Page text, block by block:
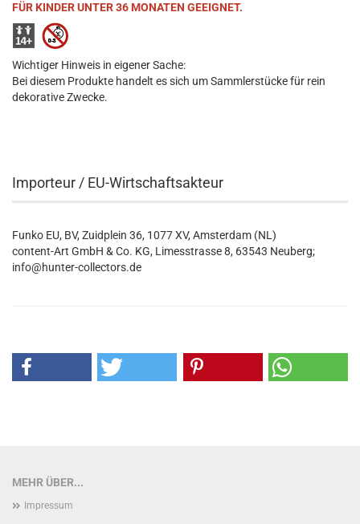
FÜR KINDER UNTER 36 MONATEN GEEIGNET.
Wichtiger Hinweis in eigener Sache:
Bei diesem Produkte handelt es sich um Sammlerstücke für rein
dekorative Zwecke.
Importeur / EU-Wirtschaftsakteur
Funko EU, BV, Zuidplein 36, 1077 XV, Amsterdam (NL)
content-Art GmbH & Co. KG, Limesstrasse 8, 63543 Neuberg;
info@hunter-collectors.de
MEHR ÜBER...
Impressum